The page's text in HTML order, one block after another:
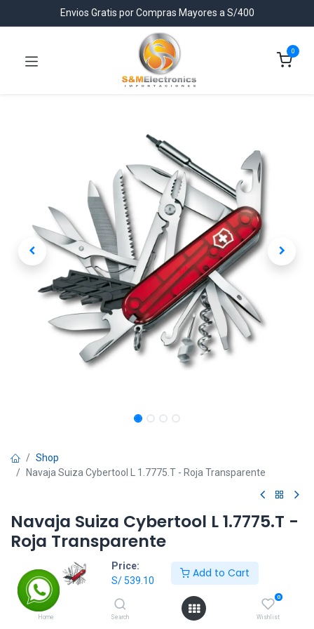
Price:
S/539.10
Add to Cart
Home Search
0
Wishlist
Envios Gratis por Compras Mayores a S/400
0
Shop
Navaja Suiza Cybertool L 1.7775.T - Roja Transparente
Navaja Suiza Cybertool L 1.7775.T -
Roja Transparente
S/539.10 S/ 599.00
Add to Cart